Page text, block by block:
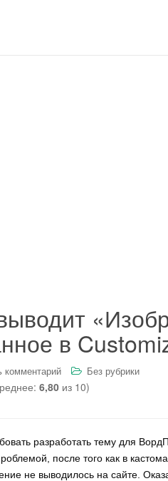
в
комментарий Без рубрики
6,80 из 10)
разработать тему для
после того как в
не выводилось на сайте.